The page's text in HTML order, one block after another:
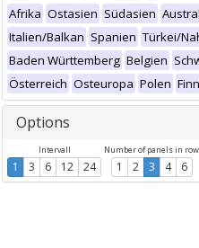
Afrika Ostasien Südasien
Italien/Balkan Spanien Türkei/
Baden Württemberg Belgien
Österreich Osteuropa Polen
Options
Intervall
1 3 6 12 24
Number of panels in row
1 2 3 4 6